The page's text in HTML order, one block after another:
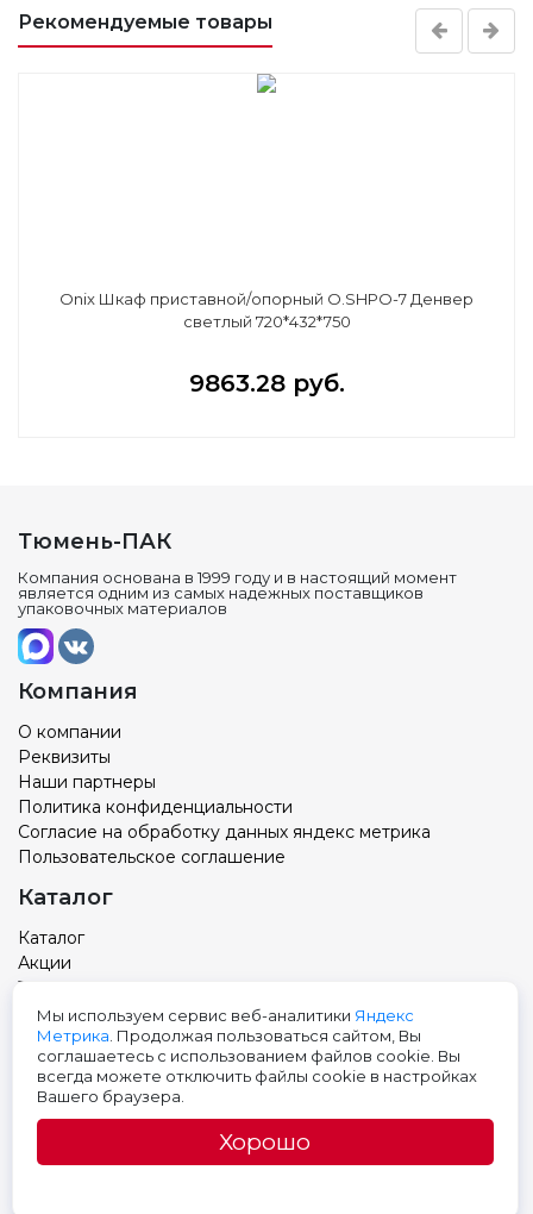
Рекомендуемые товары
Onix Шкаф приставной/опорный O.SHPO-7 Денвер
светлый 720*432*750
9863.28 руб.
Тюмень-ПАК
Компания основана в 1999 году и в настоящий момент
является одним из самых надежных поставщиков
упаковочных материалов
Компания
О компании
Реквизиты
Наши партнеры
Политика конфиденциальности
Согласие на обработку данных яндекс метрика
Пользовательское соглашение
Каталог
Каталог
Акции
Товар с вашим логотипом
Новости
Контакты
Адрес: Тюмень, ул. Авторемонтная 9, 3 этаж
Телефон:+7 (3452) 699-501
Мы используем сервис веб-аналитики Яндекс
Метрика . Продолжая пользоваться сайтом, Вы
соглашаетесь с использованием файлов cookie. Вы
всегда можете отключить файлы cookie в настройках
Вашего браузера.
Хорошо